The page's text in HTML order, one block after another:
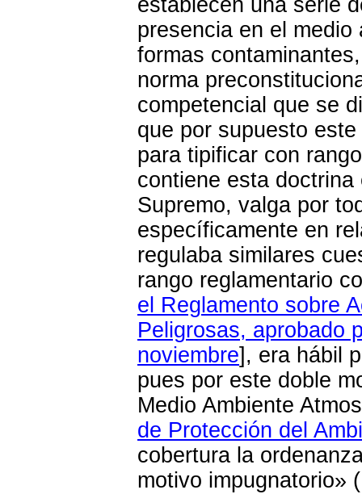
establecen una serie
presencia en el
formas
norma
competencial que se
que por supuesto
para tipificar con
contiene esta
Supremo, valga por
específicamente en
regulaba similares
rango reglamentario
el Reglamento sobre
Peligrosas, aprobado
noviembre], era hábil
pues por este doble
Medio Ambiente
de Protección del
cobertura la
motivo impugnatorio»